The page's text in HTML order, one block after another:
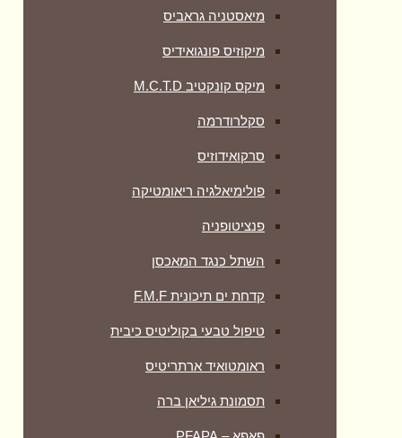
מיאסטניה גראביס
מיקוזיס פונגואידיס
מיקס קונקטיב M.C.T.D
סקלרודרמה
סרקואידוזיס
פולימיאלגיה ריאומטיקה
‏פנציטופניה
השתל כנגד המאכסן
קדחת ים תיכונית F.M.F
טיפול טבעי בקוליטיס כיבית
ראומטואיד ארתריטיס
תסמונת גיליאן ברה